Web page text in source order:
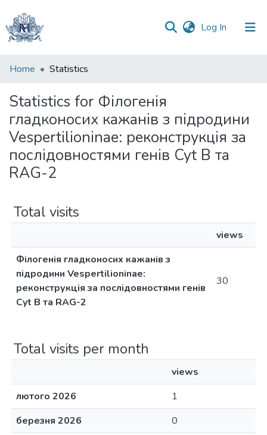
Log In (current)
Communities
Collections
All of DSpace
Home Statistics
Statistics for Філогенія
гладконосих кажанів з підродини
Vespertilioninae: реконструкція за
послідовностями генів Cyt B та
RAG-2
Total visits
views
Філогенія гладконосих кажанів з
підродини Vespertilioninae:
реконструкція за послідовностями генів
Cyt B та RAG-2
30
Total visits per month
views
лютого 2026
1
березня 2026
0